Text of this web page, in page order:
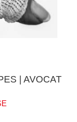
| AVOCAT